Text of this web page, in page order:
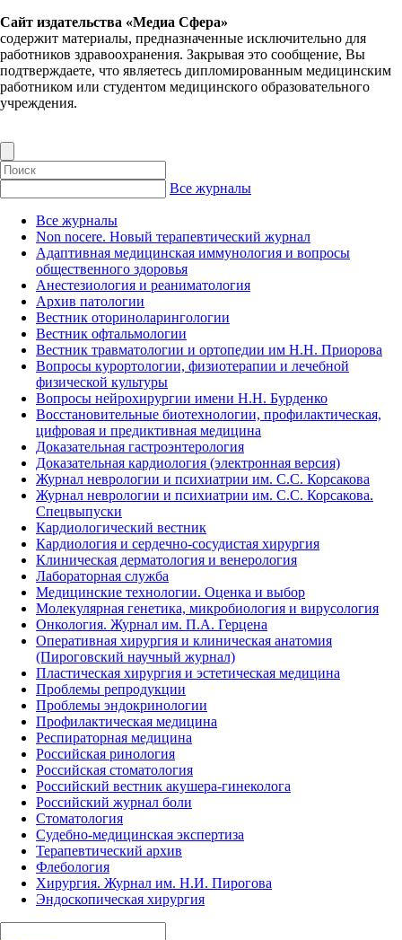
Сайт издательства «Медиа Сфера»
содержит материалы, предназначенные исключительно для
работников здравоохранения. Закрывая это сообщение, Вы
подтверждаете, что являетесь дипломированным медицинским
работником или студентом медицинского образовательного
учреждения.
Все журналы
Все журналы
Non nocere. Новый терапевтический журнал
Адаптивная медицинская иммунология и вопросы
общественного здоровья
Анестезиология и реаниматология
Архив патологии
Вестник оториноларингологии
Вестник офтальмологии
Вестник травматологии и ортопедии им Н.Н. Приорова
Вопросы курортологии, физиотерапии и лечебной
физической культуры
Вопросы нейрохирургии имени Н.Н. Бурденко
Восстановительные биотехнологии, профилактическая,
цифровая и предиктивная медицина
Доказательная гастроэнтерология
Доказательная кардиология (электронная версия)
Журнал неврологии и психиатрии им. С.С. Корсакова
Журнал неврологии и психиатрии им. С.С. Корсакова.
Спецвыпуски
Кардиологический вестник
Кардиология и сердечно-сосудистая хирургия
Клиническая дерматология и венерология
Лабораторная служба
Медицинские технологии. Оценка и выбор
Молекулярная генетика, микробиология и вирусология
Онкология. Журнал им. П.А. Герцена
Оперативная хирургия и клиническая анатомия
(Пироговский научный журнал)
Пластическая хирургия и эстетическая медицина
Проблемы репродукции
Проблемы эндокринологии
Профилактическая медицина
Респираторная медицина
Российская ринология
Российская стоматология
Российский вестник акушера-гинеколога
Российский журнал боли
Стоматология
Судебно-медицинская экспертиза
Терапевтический архив
Флебология
Хирургия. Журнал им. Н.И. Пирогова
Эндоскопическая хирургия